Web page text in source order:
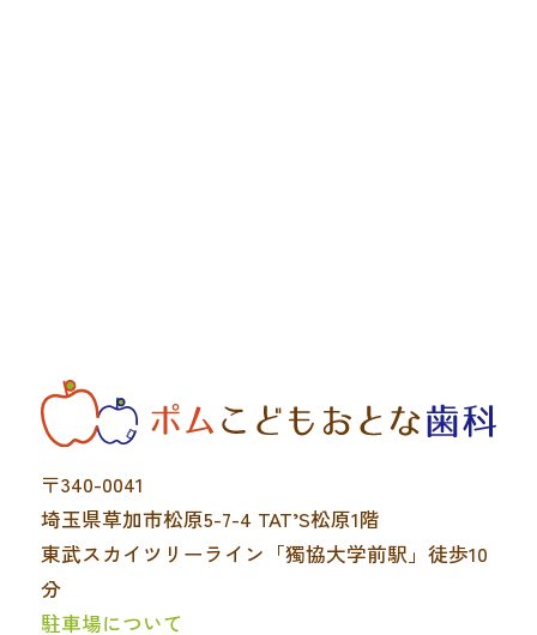
〒340-0041
埼玉県草加市松原5-7-4 TAT’S松原1階
東武スカイツリーライン「獨協大学前駅」徒歩10
分
駐車場について